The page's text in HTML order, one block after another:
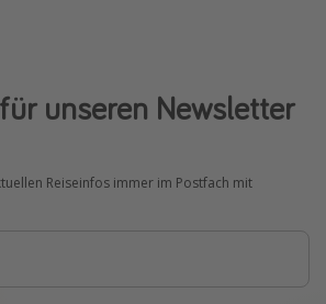
unseren Newsletter
Reiseinfos immer im Postfach mit